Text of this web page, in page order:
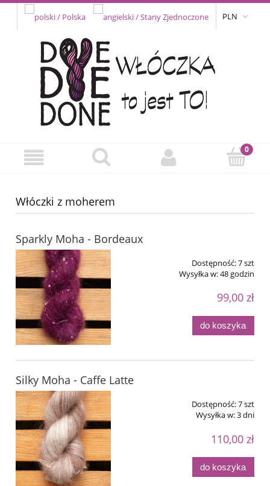
PLN
Włóczki z moherem
Sparkly Moha - Bordeaux
Dostępność:7 szt
Wysyłka w:48 godzin
99,00 zł
do koszyka
Silky Moha - Caffe Latte
Dostępność:7 szt
Wysyłka w:3 dni
110,00 zł
do koszyka